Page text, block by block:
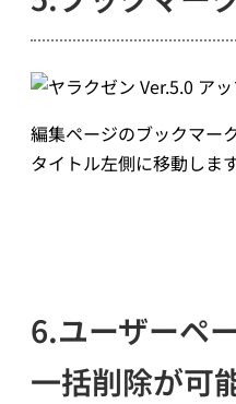
編集ページのブックマー
タイトル左側に移動します
6.ユーザーペ
一括削除が可